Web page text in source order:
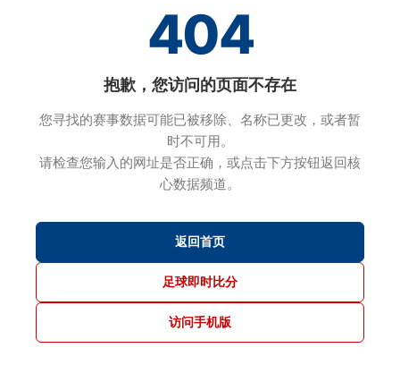
404
抱歉，您访问的页面不存在
您寻找的赛事数据可能已被移除、名称已更改，或者暂
时不可用。
请检查您输入的网址是否正确，或点击下方按钮返回核
心数据频道。
返回首页
足球即时比分
访问手机版